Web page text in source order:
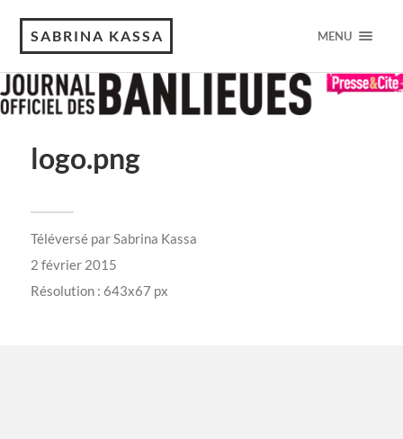
SABRINA KASSA MENU
logo.png
Téléversé parSabrina Kassa
2 février 2015
Résolution : 643x67 px